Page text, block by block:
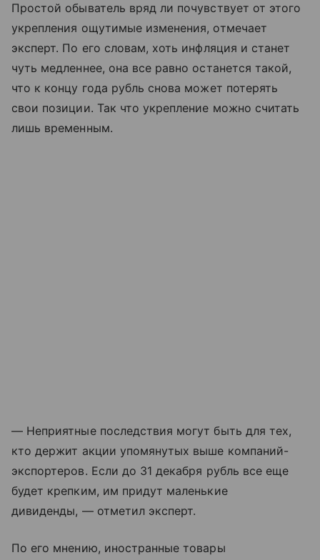
Простой обыватель вряд ли почувствует от этого
укрепления ощутимые изменения, отмечает
эксперт. По его словам, хоть инфляция и станет
чуть медленнее, она все равно останется такой,
что к концу года рубль снова может потерять
свои позиции. Так что укрепление можно считать
лишь временным.
— Неприятные последствия могут быть для тех,
кто держит акции упомянутых выше компаний-
экспортеров. Если до 31 декабря рубль все еще
будет крепким, им придут маленькие
дивиденды, — отметил эксперт.
По его мнению, иностранные товары